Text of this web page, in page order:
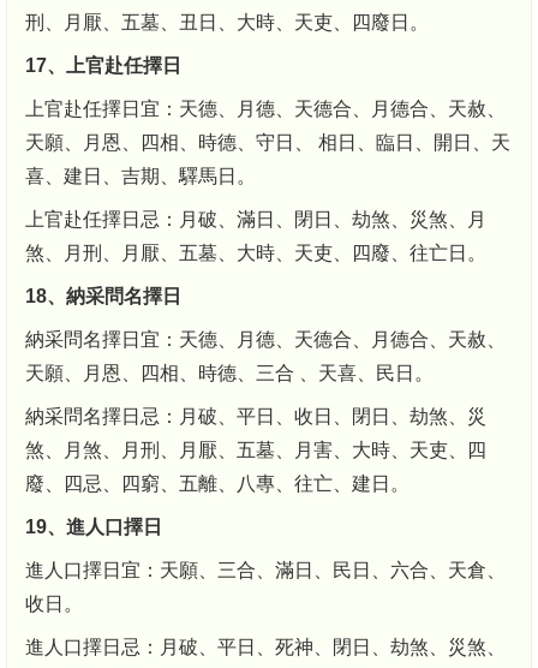
刑、月厭、五墓、丑日、大時、天吏、四廢日。
17、上官赴任擇日
上官赴任擇日宜：天德、月德、天德合、月德合、天赦、
天願、月恩、四相、時德、守日、 相日、臨日、開日、天
喜、建日、吉期、驛馬日。
上官赴任擇日忌：月破、滿日、閉日、劫煞、災煞、月
煞、月刑、月厭、五墓、大時、天吏、四廢、往亡日。
18、納采問名擇日
納采問名擇日宜：天德、月德、天德合、月德合、天赦、
天願、月恩、四相、時德、三合 、天喜、民日。
納采問名擇日忌：月破、平日、收日、閉日、劫煞、災
煞、月煞、月刑、月厭、五墓、月害、大時、天吏、四
廢、四忌、四窮、五離、八專、往亡、建日。
19、進人口擇日
進人口擇日宜：天願、三合、滿日、民日、六合、天倉、
收日。
進人口擇日忌：月破、平日、死神、閉日、劫煞、災煞、